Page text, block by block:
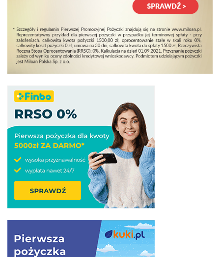
Złóż wniosek